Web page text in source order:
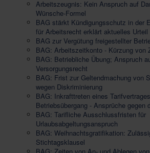
Arbeitszeugnis: Kein Anspruch auf
Wünsche-Formel
BAG stärkt Kündigungsschutz in der
für Arbeitsrecht erklärt aktuelles Urteil
BAG zur Vergütung freigestellter
BAG: Arbeitszeitkonto - Kürzung von
BAG: Betriebliche Übung; Anspruch
Versorgungsrecht
BAG: Frist zur Geltendmachung von
wegen Diskriminierung
BAG: Inkrafttreten eines
Betriebsübergang - Ansprüche gegen
BAG: Tarifliche Ausschlussfristen für
Urlaubsabgeltungsanspruch
BAG: Weihnachtsgratifikation:
Stichtagsklausel
BAG: Zeiten von An- und Ablegen